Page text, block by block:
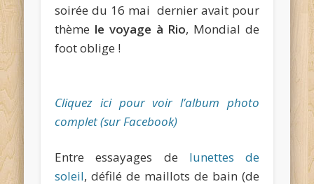
soirée du 16 mai dernier avait pour
thème le voyage à Rio, Mondial de
foot oblige !
Cliquez ici pour voir l’album photo
complet (sur Facebook)
Entre essayages de lunettes de
soleil, défilé de maillots de bain (de